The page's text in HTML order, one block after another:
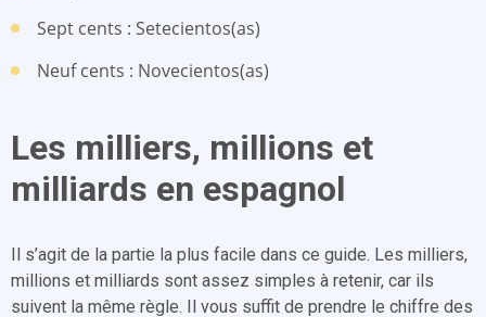
Sept cents : Setecientos(as)
Neuf cents : Novecientos(as)
Les milliers, millions et
milliards en espagnol
Il s’agit de la partie la plus facile dans ce guide. Les milliers,
millions et milliards sont assez simples à retenir, car ils
suivent la même règle. Il vous suffit de prendre le chiffre des